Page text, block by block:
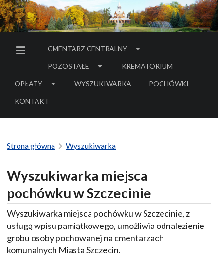
MENU BOCZNE
CMENTARZ CENTRALNY
POZOSTAŁE KREMATORIUM
OPŁATY WYSZUKIWARKA POCHÓWKI
- LINK DO SERWISU
KONTAKT
Strona główna Wyszukiwarka
Wyszukiwarka miejsca
pochówku w Szczecinie
Wyszukiwarka miejsca pochówku w Szczecinie, z
usługą wpisu pamiątkowego, umożliwia odnalezienie
grobu osoby pochowanej na cmentarzach
komunalnych Miasta Szczecin.